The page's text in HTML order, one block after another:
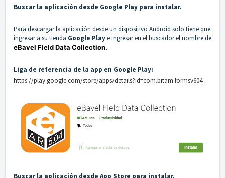
Buscar la aplicación desde Google Play para instalar.
Para descargar la aplicación desde un dispositivo Android solo tiene que
ingresar a su tienda Google Playe ingresar en el buscador el nombre de
eBavel Field Data Collection.
Liga de referencia de la app en Google Play:
https://play.google.com/store/apps/details?id=com.bitam.formsv604
Buscar la aplicación desde App Store para instalar.